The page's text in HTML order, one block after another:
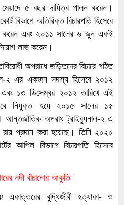
৫ বছর দায়িত্ব পালন করেন।
বিভাগে অতিরিক্ত বিচারপতি হিসেবে
এবং ২০১১ সালের ৬ জুন একই
লাভ করেন।
অপরাধে জড়িতদের বিচারে গঠিত
২ এর একজন সদস্য হিসেবে ২০১২
এবং ১৩ ডিসেম্বর ২০১২ তারিখে এই
নিযুক্ত হয়ে ২০১৫ সালের ১৫
আন্তর্জাতিক অপরাধ ট্রাইব্যুনাল-২ এ
রায় প্রদান করা হয়েছে। তিনি ২০২০
আপিল বিভাগে বিচারপতি হিসেবে
নদী বাঁচানোর আকুতি
একাত্তরের বুদ্ধিজীবী হত্যাকা- ও